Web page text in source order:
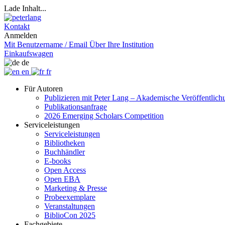
Lade Inhalt...
Kontakt
Anmelden
Mit Benutzername / Email Über Ihre Institution
Einkaufswagen
de
en
fr
Für Autoren
Publizieren mit Peter Lang – Akademische
Publikationsanfrage
2026 Emerging Scholars Competition
Serviceleistungen
Serviceleistungen
Bibliotheken
Buchhändler
E-books
Open Access
Open EBA
Marketing & Presse
Probeexemplare
Veranstaltungen
BiblioCon 2025